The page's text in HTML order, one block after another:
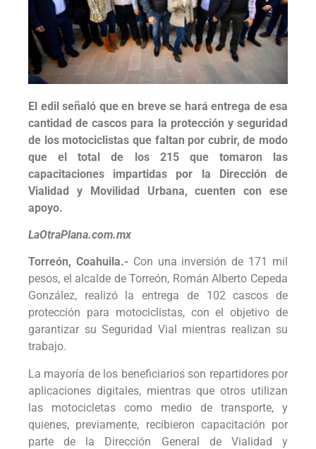
El edil señaló que en breve se hará entrega de esa
cantidad de cascos para la protección y seguridad
de los motociclistas que faltan por cubrir, de modo
que el total de los 215 que tomaron las
capacitaciones impartidas por la Dirección de
Vialidad y Movilidad Urbana, cuenten con ese
apoyo.
LaOtraPlana.com.mx
Torreón, Coahuila.-Con una inversión de 171 mil
pesos, el alcalde de Torreón, Román Alberto Cepeda
González, realizó la entrega de 102 cascos de
protección para motociclistas, con el objetivo de
garantizar su Seguridad Vial mientras realizan su
trabajo.
La mayoría de los beneficiarios son repartidores por
aplicaciones digitales, mientras que otros utilizan
las motocicletas como medio de transporte, y
quienes, previamente, recibieron capacitación por
parte de la Dirección General de Vialidad y